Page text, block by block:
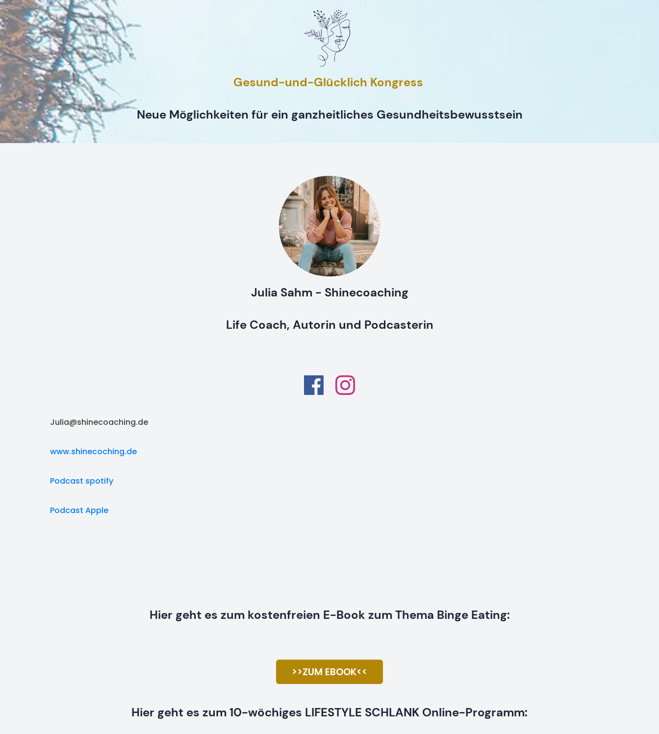
Gesund-und-Glücklich Kongress
Neue Möglichkeiten für ein ganzheitliches Gesundheitsbewusstsein
Julia Sahm - Shinecoaching
Life Coach, Autorin und Podcasterin
Julia@shinecoaching.de
www.shinecoching.de
Podcast spotify
Podcast Apple
Hier geht es zum kostenfreien E-Book zum Thema Binge Eating:
>>ZUM EBOOK<<
Hier geht es zum 10-wöchiges LIFESTYLE SCHLANK Online-Programm: